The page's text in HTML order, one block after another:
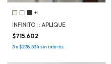
+1
INFINITO :: APLIQUE
$715.602
3x$238.534 sin interés